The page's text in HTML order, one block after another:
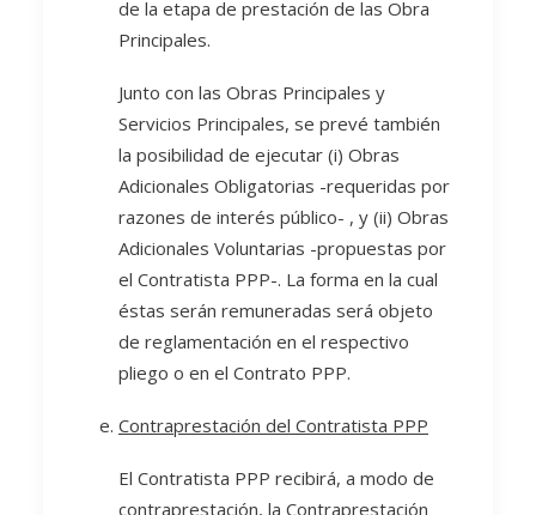
de la etapa de prestación de las Obra
Principales.
Junto con las Obras Principales y
Servicios Principales, se prevé también
la posibilidad de ejecutar (i) Obras
Adicionales Obligatorias -requeridas por
razones de interés público- , y (ii) Obras
Adicionales Voluntarias -propuestas por
el Contratista PPP-. La forma en la cual
éstas serán remuneradas será objeto
de reglamentación en el respectivo
pliego o en el Contrato PPP.
Contraprestación del Contratista PPP
El Contratista PPP recibirá, a modo de
contraprestación, la Contraprestación